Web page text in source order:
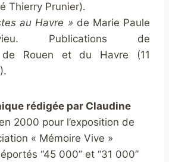
Thierry Prunier).
au Havre » de Marie Paule
Publications de
de Rouen et du Havre (11
rédigée par Claudine
en 2000 pour l’exposition de
« Mémoire Vive »
“45 000” et “31 000”